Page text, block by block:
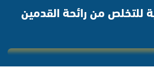
للتخلص من رائحة القدمين